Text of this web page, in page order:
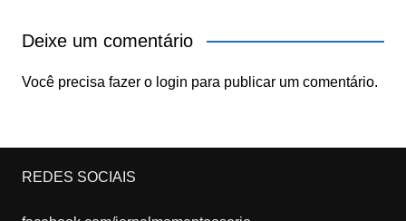
Deixe um comentário
Você precisa fazer o login para publicar um comentário.
REDES SOCIAIS